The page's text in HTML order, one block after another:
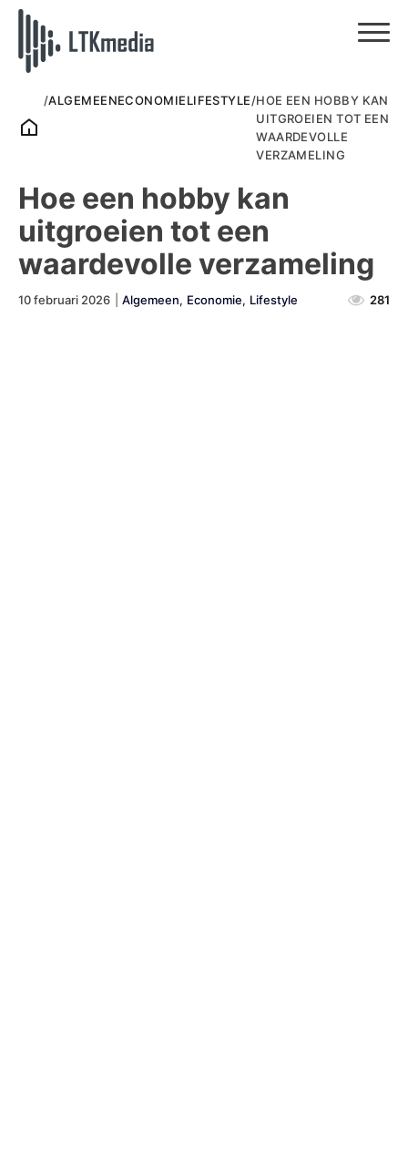
/ALGEMEENECONOMIELIFESTYLE/HOE EEN HOBBY KAN
UITGROEIEN TOT EEN
WAARDEVOLLE
VERZAMELING
Hoe een hobby kan
uitgroeien tot een
waardevolle verzameling
10 februari 2026 Algemeen, Economie, Lifestyle 281